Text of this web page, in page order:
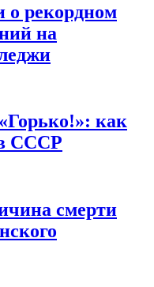
о рекордном
на
как
СССР
смерти